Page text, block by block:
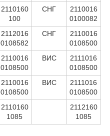
2110160
100
СНГ
2110016
0100082
2112016
0108582
СНГ
2110016
0108500
2110016
0108500
ВИС
2111016
0108500
2110016
0108500
ВИС
2111016
0108500
2110160
1085
2112160
1085